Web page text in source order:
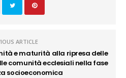
ARTICLE
e maturità alla ripresa delle
comunità ecclesiali nella fase
socioeconomica